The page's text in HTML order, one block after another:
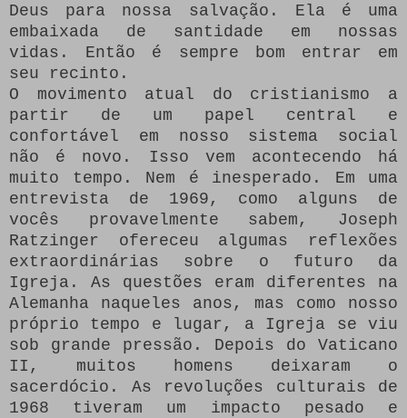
Deus para nossa salvação.
Ela é uma
embaixada de santidade em nossas
vidas.
Então é sempre bom entrar em
seu recinto.
O movimento atual do cristianismo a
partir de um papel central e
confortável em nosso sistema social
não é novo.
Isso vem acontecendo há
muito tempo.
Nem é inesperado.
Em uma
entrevista de 1969, como alguns de
vocês provavelmente sabem, Joseph
Ratzinger ofereceu algumas reflexões
extraordinárias sobre o futuro da
Igreja.
As questões eram diferentes na
Alemanha naqueles anos, mas como nosso
próprio tempo e lugar, a Igreja se viu
sob grande pressão.
Depois do Vaticano
II, muitos homens deixaram o
sacerdócio.
As revoluções culturais de
1968 tiveram um impacto pesado e